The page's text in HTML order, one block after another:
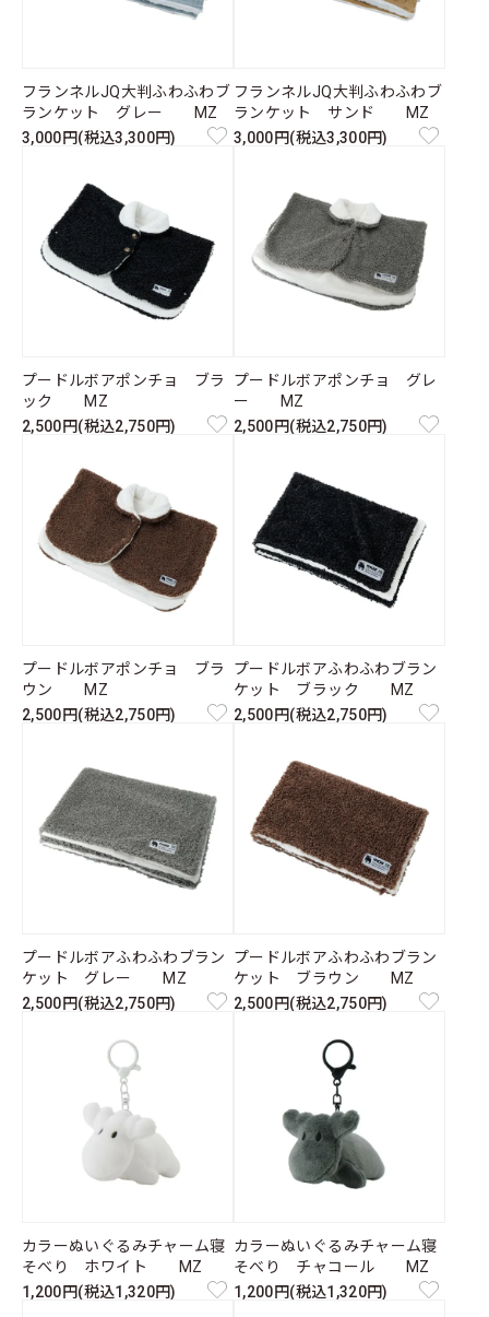
フランネルJQ大判ふわふわブ
ランケット グレー MZ
3,000円(税込3,300円)
フランネルJQ大判ふわふわブ
ランケット サンド MZ
3,000円(税込3,300円)
プードルボアポンチョ ブラ
ック MZ
2,500円(税込2,750円)
プードルボアポンチョ グレ
ー MZ
2,500円(税込2,750円)
プードルボアポンチョ ブラ
ウン MZ
2,500円(税込2,750円)
プードルボアふわふわブラン
ケット ブラック MZ
2,500円(税込2,750円)
プードルボアふわふわブラン
ケット グレー MZ
2,500円(税込2,750円)
プードルボアふわふわブラン
ケット ブラウン MZ
2,500円(税込2,750円)
カラーぬいぐるみチャーム寝
そべり ホワイト MZ
1,200円(税込1,320円)
カラーぬいぐるみチャーム寝
そべり チャコール MZ
1,200円(税込1,320円)